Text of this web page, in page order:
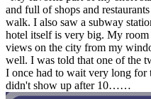
and full of shops and
walk. I also saw a subway
hotel itself is very big. My
views on the city from my
well. I was told that one of the
I once had to wait very long for
didn't show up after 10……